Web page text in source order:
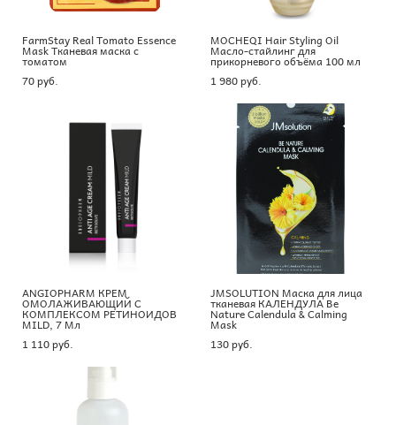
FarmStay Real Tomato Essence
Mask Тканевая маска с
томатом
70 pуб.
MOCHEQI Hair Styling Oil
Масло-стайлинг для
прикорневого объёма 100 мл
1 980 pуб.
ANGIOPHARM КРЕМ
ОМОЛАЖИВАЮЩИЙ С
КОМПЛЕКСОМ РЕТИНОИДОВ
MILD, 7 Мл
1 110 pуб.
JMSOLUTION Маска для лица
тканевая КАЛЕНДУЛА Be
Nature Calendula & Calming
Mask
130 pуб.